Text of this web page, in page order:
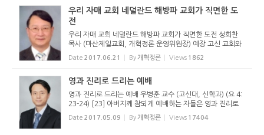
우리 자매 교회 네덜란드 해방파 교회가 직면한 도
전
우리 자매 교회 네덜란드 해방파 교회가 직면한 도전 성희찬
목사 (마산제일교회, 개혁정론 운영위원장) 예장 고신 교회와
자매 교회인 네덜란드 해방파 교회 총회가 지난 주말에 1944
년 교단 설립 이후 ‘역사적인’ 혹은 ‘혁명적인’ ...
Date 2017.06.21 By 개혁정론 Views 1862
영과 진리로 드리는 예배
영과 진리로 드리는 예배 우병훈 교수 (고신대, 신학과) (요 4:
23-24) [23] 아버지께 참되게 예배하는 자들은 영과 진리로
예배할 때가 오나니 곧 이 때라 아버지께서는 자기에게 이렇게
예배하는 자들을 찾으시느니라 [24] 하나님은 영이시니 예배
Date 2017.05.09 By 개혁정론 Views 17404